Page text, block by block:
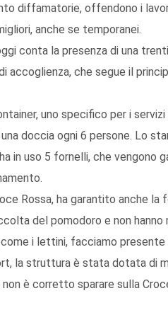
diffamatorie, offendono i
anche se temporanei.
conta la presenza di una
accoglienza, che segue il
uno specifico per i
doccia ogni 6 persone. Lo
in uso 5 fornelli, che vengono
Rossa, ha garantito anche la
del pomodoro e non
i lettini, facciamo
la struttura è stata dotata di
è corretto sparare sulla